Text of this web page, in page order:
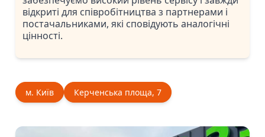
відкриті для співробітництва з партнерами і
постачальниками, які сповідують аналогічні
цінності.
м. Київ Керченська площа, 7